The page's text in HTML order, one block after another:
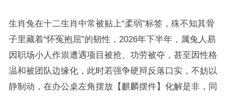
生肖兔在十二生肖中常被贴上“柔弱”标签，殊不知其骨
子里藏着“怀冤抱屈”的韧性，2026年下半年，属兔人易
因职场小人作祟遭遇项目被抢、功劳被夺，甚至因性格
温和被团队边缘化，此时若强争硬辩反落口实，不妨以
静制动，在办公桌左角摆放【麒麟摆件】化解是非，同